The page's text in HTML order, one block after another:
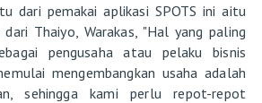
dari pemakai aplikasi SPOTS ini aitu
Thaiyo, Warakas, "Hal yang paling
pengusaha atau pelaku bisnis
mengembangkan usaha adalah
sehingga kami perlu repot-repot